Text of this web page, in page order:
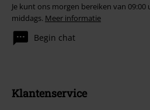
Je kunt ons morgen bereiken van
middags. Meer informatie
Begin chat
Klantenservice